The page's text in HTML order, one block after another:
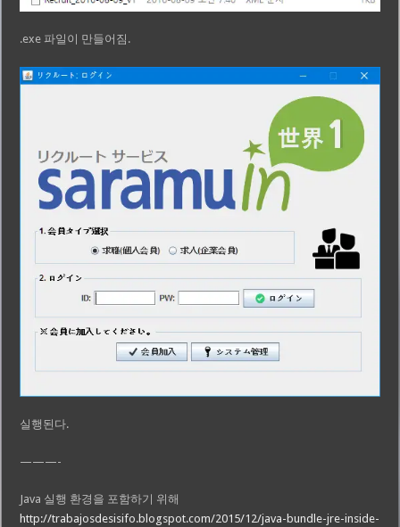
.exe 파일이 만들어짐.
실행된다.
———-
Java 실행 환경을 포함하기 위해
http://trabajosdesisifo.blogspot.com/2015/12/java-bundle-jre-inside-